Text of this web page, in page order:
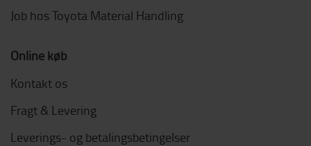
Job hos Toyota Material Handling
Online køb
Kontakt os
Fragt & Levering
Leverings- og betalingsbetingelser